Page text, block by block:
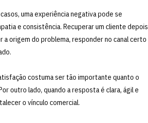
uma experiência negativa pode se
e consistência. Recuperar um cliente depois
origem do problema, responder no canal certo
costuma ser tão importante quanto o
outro lado, quando a resposta é clara, ágil e
o vínculo comercial.